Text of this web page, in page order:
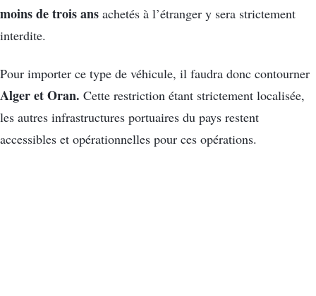
moins de trois ans achetés à l’étranger y sera strictement
interdite.
Pour importer ce type de véhicule, il faudra donc contourner
Alger et Oran. Cette restriction étant strictement localisée,
les autres infrastructures portuaires du pays restent
accessibles et opérationnelles pour ces opérations.